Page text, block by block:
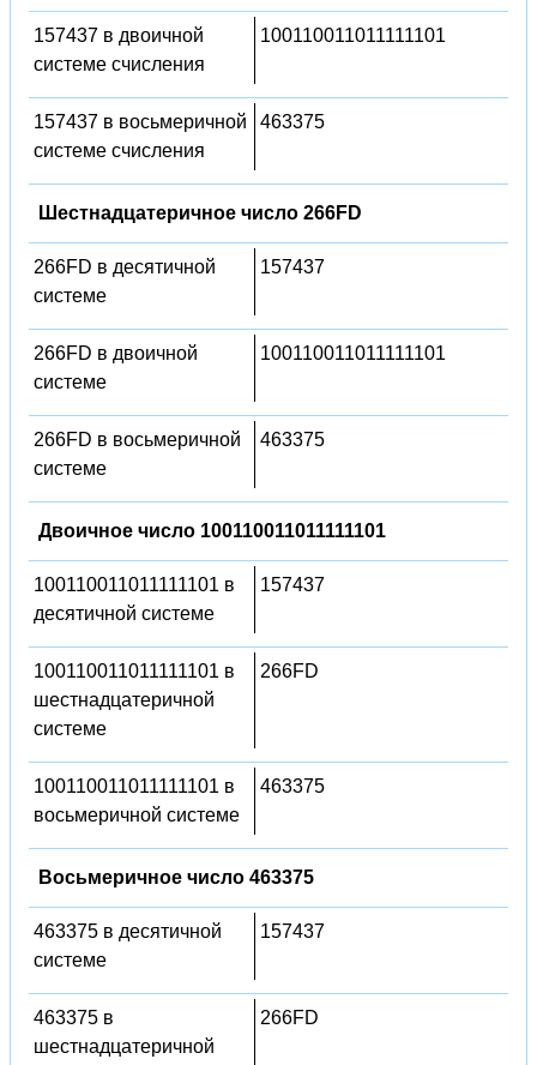
157437 в двоичной
системе счисления
100110011011111101
157437 в восьмеричной
системе счисления
463375
Шестнадцатеричное число 266FD
266FD в десятичной
системе
157437
266FD в двоичной
системе
100110011011111101
266FD в восьмеричной
системе
463375
Двоичное число 100110011011111101
100110011011111101 в
десятичной системе
157437
100110011011111101 в
шестнадцатеричной
системе
266FD
100110011011111101 в
восьмеричной системе
463375
Восьмеричное число 463375
463375 в десятичной
системе
157437
463375 в
шестнадцатеричной
266FD